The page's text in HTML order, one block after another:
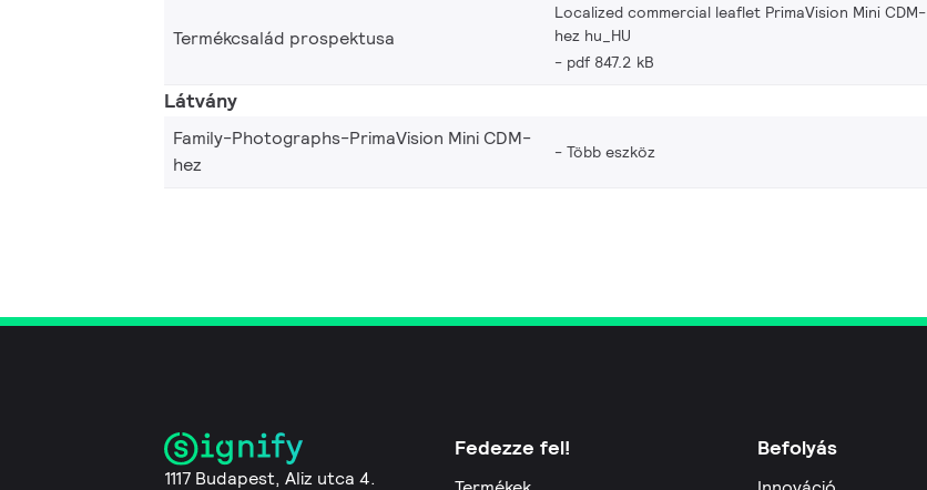
Termékcsalád prospektusa
Localized commercial leaflet PrimaVision Mini CDM-
hez hu_HU
pdf 847.2 kB
Látvány
Family-Photographs-PrimaVision Mini CDM-
hez
Több eszköz
1117 Budapest, Aliz utca 4.
Fedezze fel! Befolyás